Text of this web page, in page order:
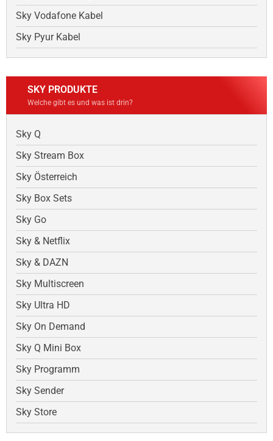
Sky Vodafone Kabel
Sky Pyur Kabel
SKY PRODUKTE
Welche gibt es und was ist drin?
Sky Q
Sky Stream Box
Sky Österreich
Sky Box Sets
Sky Go
Sky & Netflix
Sky & DAZN
Sky Multiscreen
Sky Ultra HD
Sky On Demand
Sky Q Mini Box
Sky Programm
Sky Sender
Sky Store